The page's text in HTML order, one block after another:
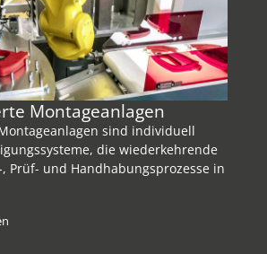
Montageanlagen
sind individuell
die wiederkehrende
, Prüf- und Handhabungsprozesse in